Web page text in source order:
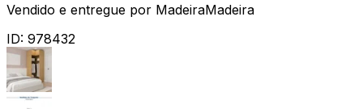
Vendido e entregue por MadeiraMadeira
ID: 978432